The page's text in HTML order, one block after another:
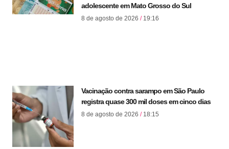
adolescente em Mato Grosso do Sul
8 de agosto de 2026 19:16
Vacinação contra sarampo em São Paulo
registra quase 300 mil doses em cinco dias
8 de agosto de 2026 18:15